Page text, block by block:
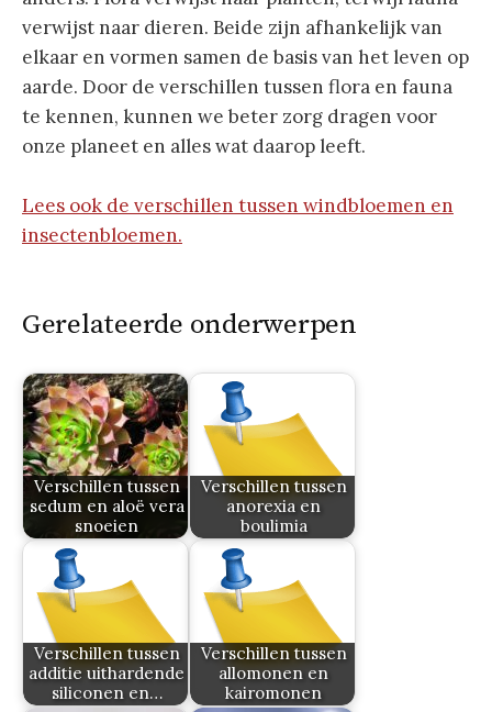
verwijst naar dieren. Beide zijn afhankelijk van
elkaar en vormen samen de basis van het leven op
aarde. Door de verschillen tussen flora en fauna
te kennen, kunnen we beter zorg dragen voor
onze planeet en alles wat daarop leeft.
Lees ook de verschillen tussen windbloemen en
insectenbloemen.
Gerelateerde onderwerpen
Verschillen tussen
sedum en aloë vera
snoeien
Verschillen tussen
anorexia en
boulimia
Verschillen tussen
additie uithardende
siliconen en…
Verschillen tussen
allomonen en
kairomonen